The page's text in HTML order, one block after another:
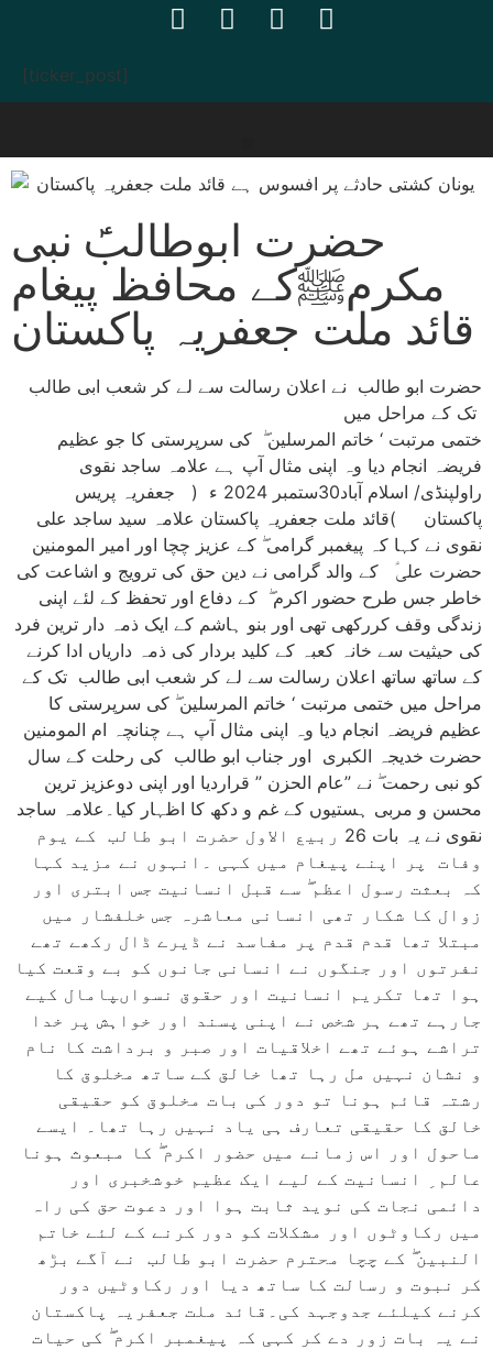
[ticker_post]
حضرت ابوطالبؑ نبی
مکرمﷺکے محافظ پیغام
قائد ملت جعفریہ پاکستان
تک کے مراحل میں
ختمی مرتبت ‘ خاتم المرسلین ۖ کی سرپرستی کا جو عظیم
فریضہ انجام دیا وہ اپنی مثال آپ ہے علامہ ساجد نقوی
راولپنڈی/ اسلام آباد30ستمبر 2024 ء ( جعفریہ پریس
پاکستان )قائد ملت جعفریہ پاکستان علامہ سید ساجد علی
نقوی نے کہا کہ پیغمبر گرامی ۖ کے عزیز چچا اور امیر المومنین
حضرت علیؑ کے والد گرامی نے دین حق کی ترویج و اشاعت کی
خاطر جس طرح حضور اکرم ۖ کے دفاع اور تحفظ کے لئے اپنی
زندگی وقف کررکھی تھی اور بنو ہاشم کے ایک ذمہ دار ترین فرد
کی حیثیت سے خانہ کعبہ کے کلید بردار کی ذمہ داریاں ادا کرنے
کے ساتھ ساتھ اعلان رسالت سے لے کر شعب ابی طالب تک کے
مراحل میں ختمی مرتبت ‘ خاتم المرسلین ۖ کی سرپرستی کا
عظیم فریضہ انجام دیا وہ اپنی مثال آپ ہے چنانچہ ام المومنین
حضرت خدیجہ الکبری اور جناب ابو طالب کی رحلت کے سال
کو نبی رحمت ۖ نے ”عام الحزن ” قراردیا اور اپنی دوعزیز ترین
محسن و مربی ہستیوں کے غم و دکھ کا اظہار کیا۔علامہ ساجد
نقوی نے یہ بات 26 ربیع الاول حضرت ابو طالب کے یوم
وفات پر اپنے پیغام میں کہی ۔انہوں نے مزید کہا
کہ بعثت رسول اعظم ۖ سے قبل انسانیت جس ابتری اور
زوال کا شکار تھی انسانی معاشرہ جس خلفشار میں
مبتلا تھا قدم قدم پر مفاسد نے ڈیرے ڈال رکھے تھے
نفرتوں اور جنگوں نے انسانی جانوں کو بے وقعت کیا
ہوا تھا تکریم انسانیت اور حقوق نسواںپامال کیے
جارہے تھے ہر شخص نے اپنی پسند اور خواہش پر خدا
تراشے ہوئے تھے اخلاقیات اور صبر و برداشت کا نام
و نشان نہیں مل رہا تھا خالق کے ساتھ مخلوق کا
رشتہ قائم ہونا تو دور کی بات مخلوق کو حقیقی
خالق کا حقیقی تعارف ہی یاد نہیں رہا تھا۔ ایسے
ماحول اور اس زمانے میں حضور اکرم ۖ کا مبعوث ہونا
عالم ِ انسانیت کے لیے ایک عظیم خوشخبری اور
دائمی نجات کی نوید ثابت ہوا اور دعوت حق کی راہ
میں رکاوٹوں اور مشکلات کو دور کرنے کے لئے خاتم
النبین ۖ کے چچا محترم حضرت ابو طالب نے آگے بڑھ
کر نبوت و رسالت کا ساتھ دیا اور رکاوٹیں دور
کرنے کیلئے جدوجہد کی۔قائد ملت جعفریہ پاکستان
نے یہ بات زور دے کر کہی کہ پیغمبر اکرم ۖ کی حیات